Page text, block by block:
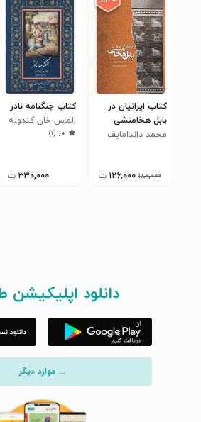
کتاب ایرانیان در
بابل هخامنشی
محمد داندامایف
۱۸۰,۰۰۰ ۱۲۶,۰۰۰ ت
کتاب جنگنامه نادر
الماس خان کندوله
ای ۱٫۰(۱)
۳۳۰,۰۰۰ ت
دانلود اپلیکیشن
... موارد دیگر